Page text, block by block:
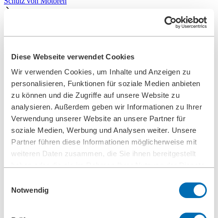
Diese Webseite verwendet Cookies
Wir verwenden Cookies, um Inhalte und Anzeigen zu
personalisieren, Funktionen für soziale Medien anbieten
zu können und die Zugriffe auf unsere Website zu
analysieren. Außerdem geben wir Informationen zu Ihrer
Verwendung unserer Website an unsere Partner für
soziale Medien, Werbung und Analysen weiter. Unsere
Partner führen diese Informationen möglicherweise mit
weiteren Daten zusammen, die Sie ihnen bereitgestellt
Notwendig
Schmierölfiltration in
Kraftwerken
Brennstofffiltration in Kraftwerken
Brennstoff in Zuführsysteme
Das Zuführsystem (heißer Kreis) befördert den Brennstoff vom
Mixing Tank zum Motor. Das System besteht im hauptsächlichen
Der Brennstoff wird über die Förderpumpen, geschützt durch die
befördert. Die Vorheizung und die Viskositätssteuereinheit sorgen